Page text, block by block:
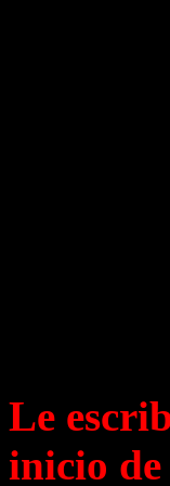
Le
inicio de